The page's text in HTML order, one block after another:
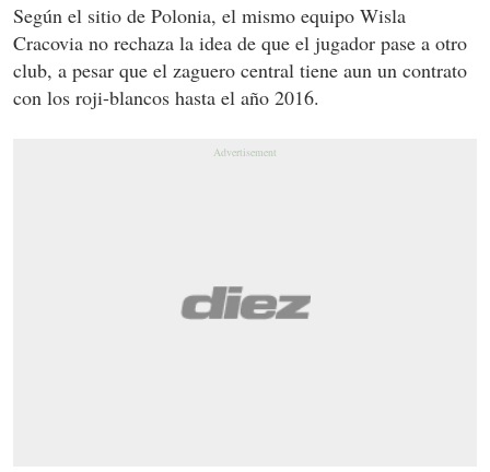
Según el sitio de Polonia, el mismo equipo Wisla
Cracovia no rechaza la idea de que el jugador pase a otro
club, a pesar que el zaguero central tiene aun un contrato
con los roji-blancos hasta el año 2016.